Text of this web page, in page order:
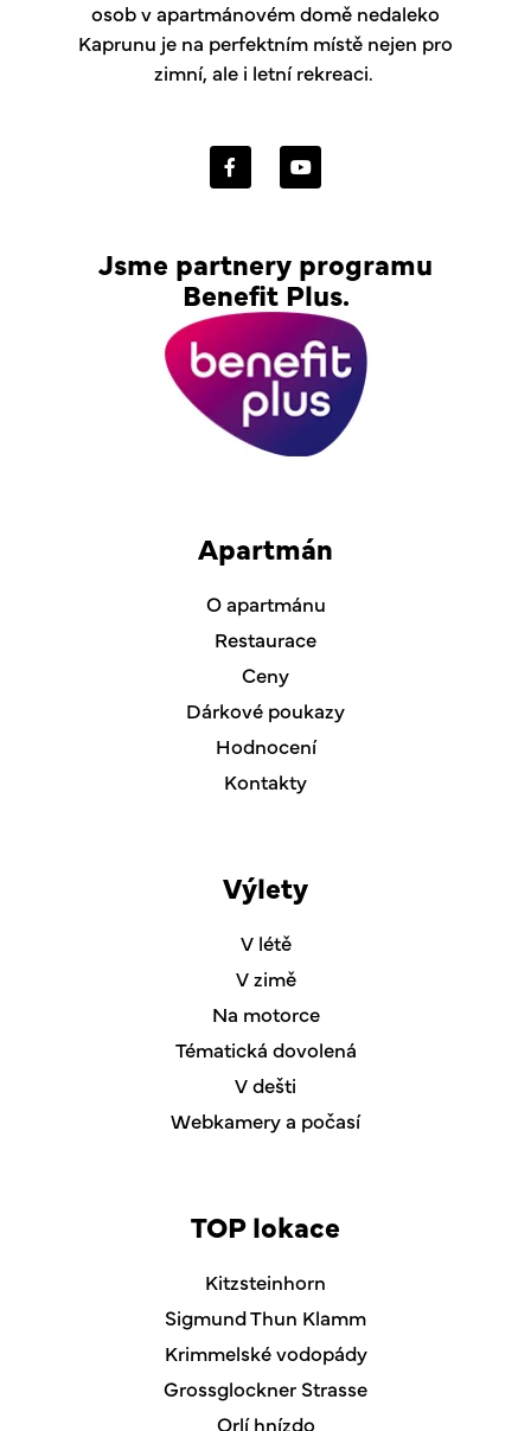
osob v apartmánovém domě nedaleko
Kaprunu je na perfektním místě nejen pro
zimní, ale i letní rekreaci.
F
a
c
o
k
-
Y
o
u
e
Jsme partnery programu
Benefit Plus.
Apartmán
O apartmánu
Restaurace
Ceny
Dárkové poukazy
Hodnocení
Kontakty
Výlety
V létě
V zimě
Na motorce
Tématická dovolená
V dešti
Webkamery a počasí
TOP lokace
Kitzsteinhorn
Sigmund Thun Klamm
Krimmelské vodopády
Grossglockner Strasse
Orlí hnízdo